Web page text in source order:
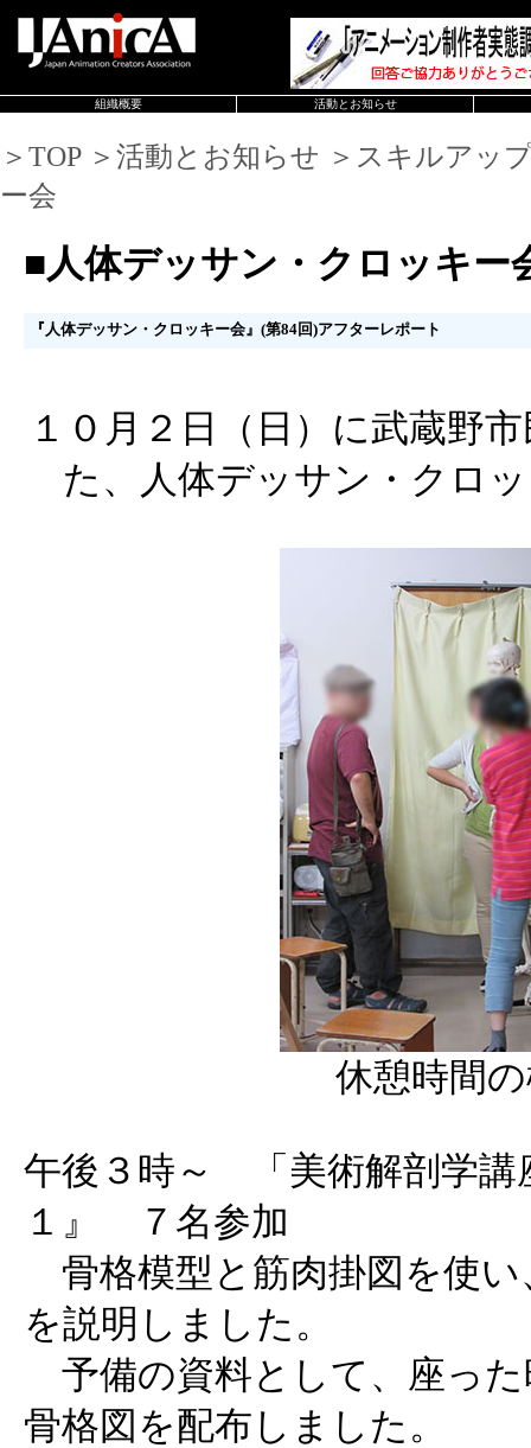
組織概要 活動とお知らせ
＞TOP ＞活動とお知らせ ＞スキルアッ
ー会
■人体デッサン・クロッキー
『人体デッサン・クロッキー会』(第84回)アフターレポート
１０月２日（日）に武蔵野
た、人体デッサン・クロ
休憩時間
午後３時～ 「美術解剖学講
１』 ７名参加
骨格模型と筋肉掛図を使い
を説明しました。
予備の資料として、座っ
骨格図を配布しました。